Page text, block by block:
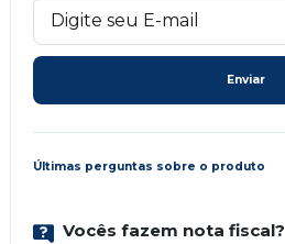
Enviar
Últimas perguntas sobre o produto
Vocês fazem nota fiscal?